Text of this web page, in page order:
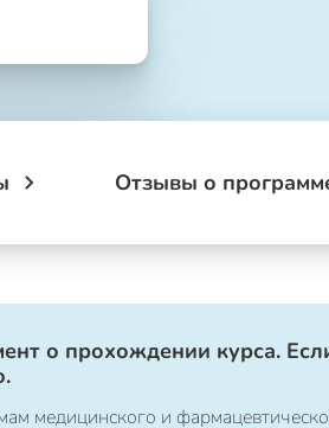
Отзывы о
о прохождении курса.
медицинского и